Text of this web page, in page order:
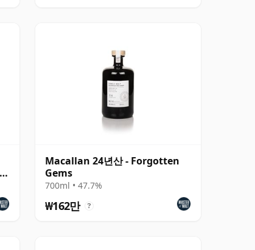
Macallan 24년산 - Forgotten
Gems
700ml • 47.7%
₩162만 ?